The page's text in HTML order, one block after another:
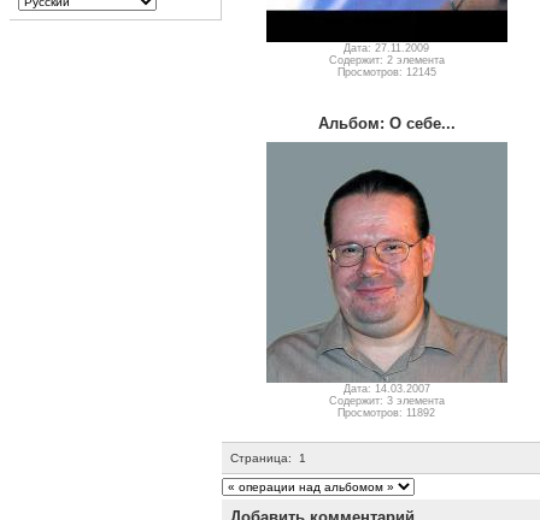
Дата: 27.11.2009
Содержит: 2 элемента
Просмотров: 12145
Альбом: О себе...
Дата: 14.03.2007
Содержит: 3 элемента
Просмотров: 11892
Страница: 1